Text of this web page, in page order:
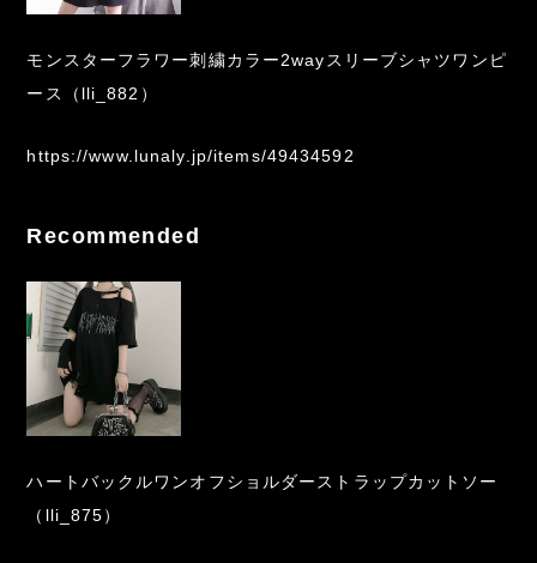
モンスターフラワー刺繍カラー2wayスリーブシャツワンピ
ース（lli_882）
https://www.lunaly.jp/items/49434592
Recommended
ハートバックルワンオフショルダーストラップカットソー
（lli_875）